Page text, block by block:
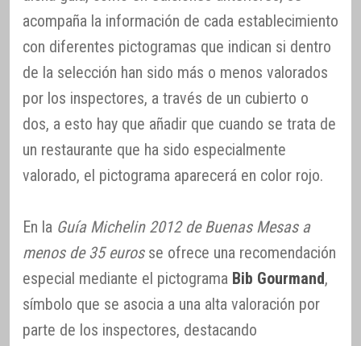
acompaña la información de cada establecimiento
con diferentes pictogramas que indican si dentro
de la selección han sido más o menos valorados
por los inspectores, a través de un cubierto o
dos, a esto hay que añadir que cuando se trata de
un restaurante que ha sido especialmente
valorado, el pictograma aparecerá en color rojo.
En la Guía Michelin 2012 de Buenas Mesas a
menos de 35 eurosse ofrece una recomendación
especial mediante el pictograma Bib Gourmand,
símbolo que se asocia a una alta valoración por
parte de los inspectores, destacando